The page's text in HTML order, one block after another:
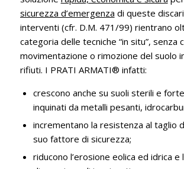
sicurezza d’emergenza di queste
interventi (cfr. D.M. 471/99) rientrano
categoria delle tecniche “in situ”, senza
movimentazione o rimozione del suolo
rifiuti. I PRATI ARMATI® infatti:
crescono anche su suoli sterili e
inquinati da metalli pesanti,
incrementano la resistenza al taglio
suo fattore di sicurezza;
riducono l’erosione eolica ed idrica